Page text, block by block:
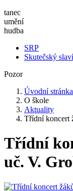
tanec
umění
hudba
SRP
Skutečský
Pozor
Úvodní stránka
O škole
Aktuality
Třídní koncert
Třídní
uč. V.